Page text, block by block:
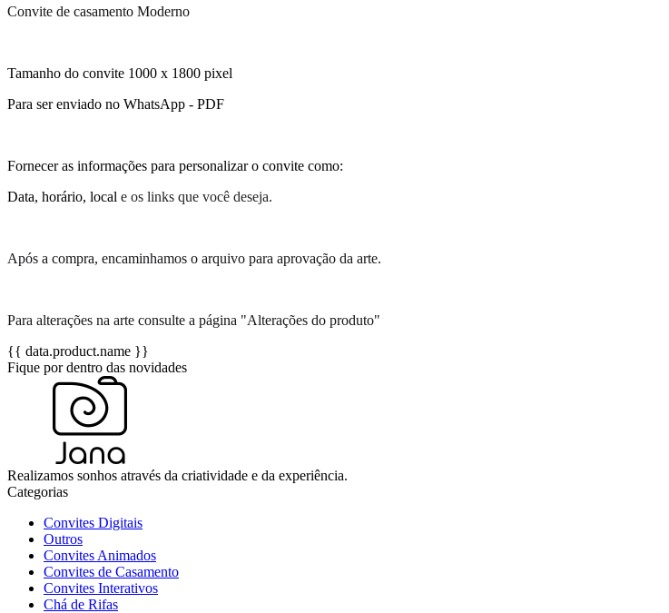
Convite de casamento Moderno
Tamanho do convite 1000 x 1800 pixel
Para ser enviado no WhatsApp - PDF
Fornecer as informações para personalizar o convite como:
Data, horário, local e os links que você deseja.
Após a compra, encaminhamos o arquivo para aprovação da arte.
Para alterações na arte consulte a página "Alterações do produto"
{{ data.product.name }}
Fique por dentro das novidades
Realizamos sonhos através da criatividade e da experiência.
Categorias
Convites Digitais
Outros
Convites Animados
Convites de Casamento
Convites Interativos
Chá de Rifas